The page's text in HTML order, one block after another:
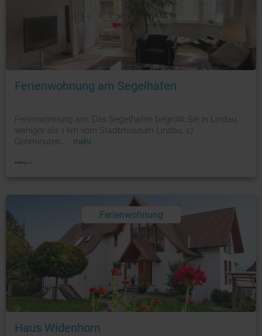
Foto: © booking.com
Ferienwohnung am Segelhafen
Ferienwohnung am. Das Segelhafen begrüßt Sie in Lindau,
weniger als 1 km vom Stadtmuseum Lindau, 17
Gehminuten
mehr
Ferienwohnung
Foto: © booking.com
Haus Widenhorn